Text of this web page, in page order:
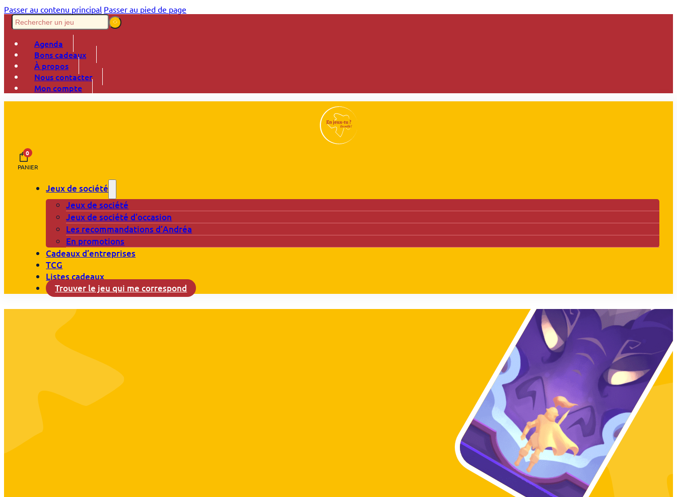
Passer au contenu principal Passer au pied de page
Agenda
Bons cadeaux
À propos
Nous contacter
Mon compte
0
PANIER
Jeux de société
Jeux de société
Jeux de société d’occasion
Les recommandations d’Andréa
En promotions
Cadeaux d’entreprises
TCG
Listes cadeaux
Trouver le jeu qui me correspond